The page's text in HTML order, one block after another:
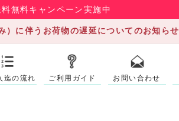
料無料キャンペーン実施中
）に伴うお荷物の遅延についてのお知らせ
迄の流れ ご利用ガイド お問い合わせ